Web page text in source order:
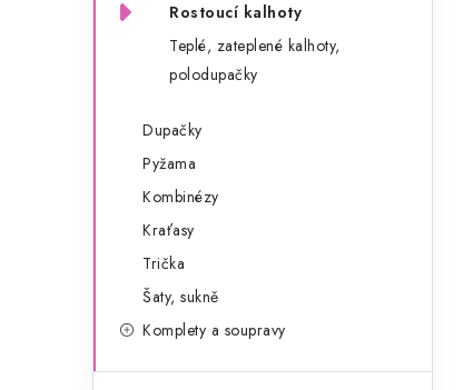
Rostoucí kalhoty
Teplé, zateplené kalhoty,
polodupačky
Dupačky
Pyžama
Kombinézy
Kraťasy
Trička
Šaty, sukně
Komplety a soupravy